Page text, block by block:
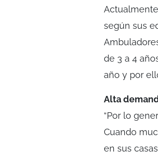
según sus
de 3 a 4
año y por
Alta
“Por lo
Cuando
en sus